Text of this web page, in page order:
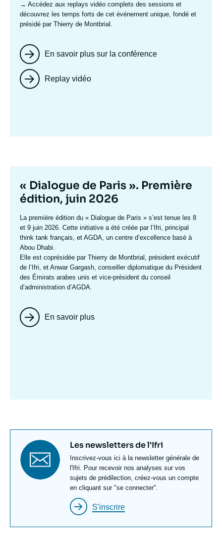
→ Accédez aux replays vidéo complets des sessions et
découvrez les temps forts de cet événement unique, fondé et
présidé par Thierry de Montbrial.
En savoir plus sur la conférence
Replay vidéo
Titre
mis
en
avant
« Dialogue de Paris ». Première
édition, juin 2026
Texte
accroche
La première édition du « Dialogue de Paris » s’est tenue les 8
et 9 juin 2026. Cette initiative a été créée par l’Ifri, principal
think tank français, et AGDA, un centre d’excellence basé à
Abou Dhabi.
Elle est coprésidée par Thierry de Montbrial , président exécutif
de l’Ifri, et Anwar Gargash, conseiller diplomatique du Président
des Émirats arabes unis et vice-président du conseil
d’administration d’AGDA.
En savoir plus
Titre
newsletter
Les newsletters de l'Ifri
Texte
Newsletter
Inscrivez-vous ici à la newsletter générale de
l'Ifri. Pour recevoir nos analyses sur vos
sujets de prédilection, créez-vous un compte
en cliquant sur "se connecter".
S'inscrire